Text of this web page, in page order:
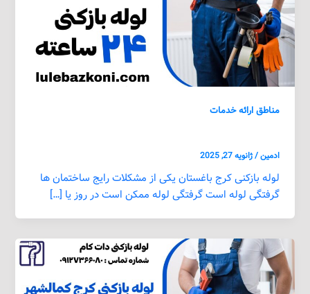
مناطق ارائه خدمات
ادمین/ژانویه 27, 2025
لوله بازکنی کرج باغستان یکی از مشکلات رایج ساختمان ها
گرفتگی لوله است گرفتگی لوله ممکن است در روز یا […]